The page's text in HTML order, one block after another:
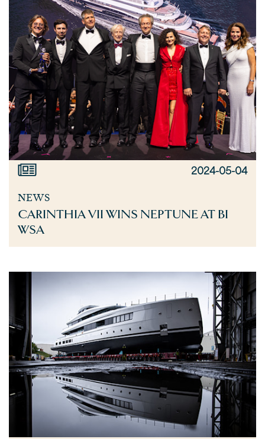
2024-05-04
NEWS
CARINTHIA VII WINS NEPTUNE AT BI
WSA